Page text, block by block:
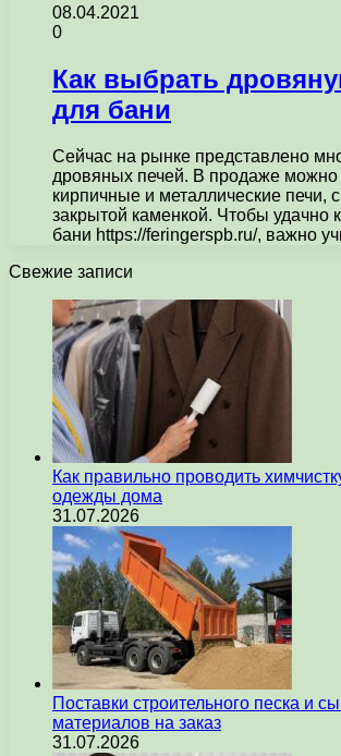
08.04.2021
0
Как выбрать
для бани
Сейчас на рынке представлено
дровяных печей. В продаже можно
кирпичные и металлические печи,
закрытой каменкой. Чтобы удачно
бани https://feringerspb.ru/, важно
Свежие записи
Как правильно проводить
одежды дома
31.07.2026
Поставки строительного песка и
материалов на заказ
31.07.2026